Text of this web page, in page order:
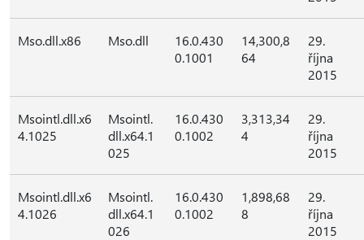
Mso.dll.x86 Mso.dll
16.0.430
0.1001
14,300,8
64
29.
října
2015
Msointl.dll.x6
4.1025
Msointl.
dll.x64.1
025
16.0.430
0.1002
3,313,34
4
29.
října
2015
Msointl.dll.x6
4.1026
Msointl.
dll.x64.1
026
16.0.430
0.1002
1,898,68
8
29.
října
2015